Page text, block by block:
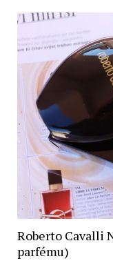
Roberto Cavalli
parfému)